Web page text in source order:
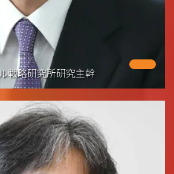
戦略研究所研究主幹